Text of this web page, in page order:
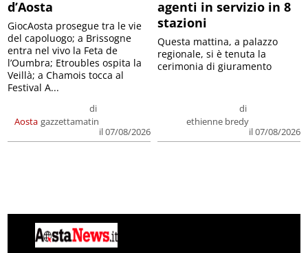
d’Aosta
Aosta
di
gazzettamatin
il 07/08/2026
GiocAosta prosegue tra le vie
del capoluogo; a Brissogne
entra nel vivo la Feta de
l’Oumbra; Etroubles ospita la
Veillà; a Chamois tocca al
Festival A...
agenti in servizio in 8
stazioni
di
ethienne bredy
il 07/08/2026
Questa mattina, a palazzo
regionale, si è tenuta la
cerimonia di giuramento